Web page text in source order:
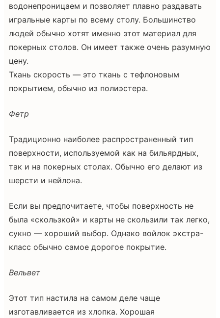
водонепроницаем и позволяет плавно раздавать
игральные карты по всему столу. Большинство
людей обычно хотят именно этот материал для
покерных столов. Он имеет также очень разумную
цену.
Ткань скорость — это ткань с тефлоновым
покрытием, обычно из полиэстера.
Фетр
Традиционно наиболее распространенный тип
поверхности, используемой как на бильярдных,
так и на покерных столах. Обычно его делают из
шерсти и нейлона.
Если вы предпочитаете, чтобы поверхность не
была «скользкой» и карты не скользили так легко,
сукно — хороший выбор. Однако войлок экстра-
класс обычно самое дорогое покрытие.
Вельвет
Этот тип настила на самом деле чаще
изготавливается из хлопка. Хорошая